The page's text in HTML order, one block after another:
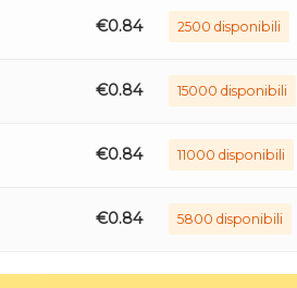
€0.84 2500 disponibili
€0.84 15000 disponibili
€0.84 11000 disponibili
€0.84 5800 disponibili